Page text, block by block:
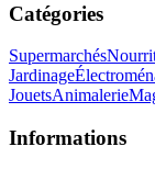
Catégories
Supermarchés
Jardinage
JouetsAnimalerie
Informations